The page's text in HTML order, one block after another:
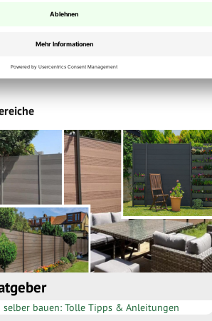
(=289,00 €
Sortieren nach
selber bauen: Tolle Tipps & Anleitungen